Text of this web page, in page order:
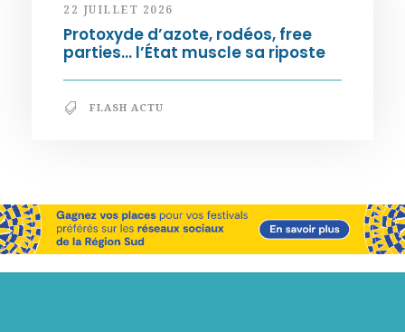
22 JUILLET 2026
Protoxyde d’azote, rodéos, free
parties… l’État muscle sa riposte
FLASH ACTU